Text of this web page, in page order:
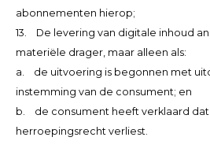
abonnementen hierop;
13. De levering van digitale inhoud
materiële drager, maar alleen als:
a. de uitvoering is begonnen met
instemming van de consument; en
b. de consument heeft verklaard dat
herroepingsrecht verliest.